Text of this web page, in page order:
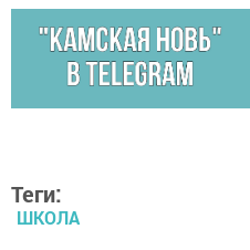
Теги:
ШКОЛА